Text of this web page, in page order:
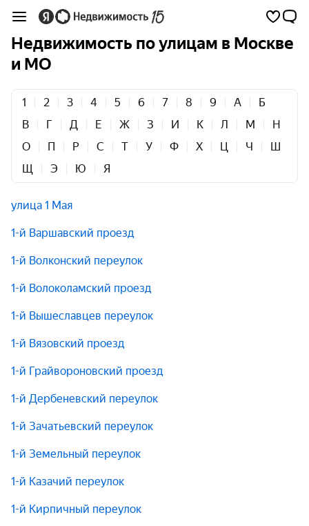
Недвижимость по улицам в Москве
и МО
1 2 3 4 5 6 7 8 9 А
Б
В
Г Д Е Ж З И К Л М
Н
О
П Р С Т У Ф Х Ц Ч
Ш
Щ
Э Ю Я
улица 1 Мая
1-й Варшавский проезд
1-й Волконский переулок
1-й Волоколамский проезд
1-й Вышеславцев переулок
1-й Вязовский проезд
1-й Грайвороновский проезд
1-й Дербеневский переулок
1-й Зачатьевский переулок
1-й Земельный переулок
1-й Казачий переулок
1-й Кирпичный переулок